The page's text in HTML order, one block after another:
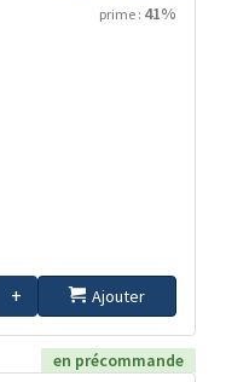
prime : 41%
+ Ajouter
en précommande